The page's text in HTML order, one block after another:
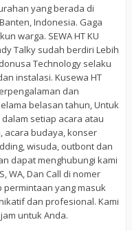
yang berada di
Indonesia. Gaga
warga. SEWA HT KU
Talky sudah berdiri Lebih
Technology selaku
instalasi. Kusewa HT
dan
belasan tahun, Untuk
setiap acara atau
acara budaya, konser
wisuda, outbont dan
dapat menghubungi kami
WA, Dan Call di nomer
permintaan yang masuk
dan profesional. Kami
untuk Anda.